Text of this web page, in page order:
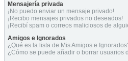
Mensajería privada
¡No puedo enviar un mensaje privado!
¡Recibo mensajes privados no deseados!
¡Recibí spam o correos maliciosos de
Amigos e Ignorados
¿Qué es la lista de Mis Amigos e
¿Cómo se puede añadir o borrar usuarios